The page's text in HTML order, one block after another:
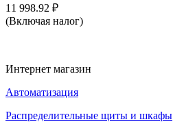
11 998.92 ₽
(Включая налог)
Интернет магазин
Автоматизация
Распределительные щиты и шкафы